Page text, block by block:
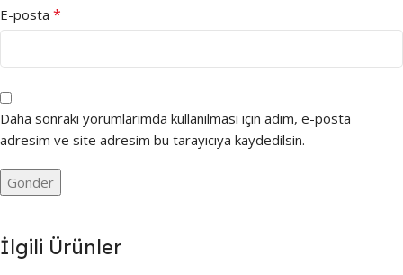
E-posta *
Daha sonraki yorumlarımda kullanılması için adım, e-posta
adresim ve site adresim bu tarayıcıya kaydedilsin.
İlgili Ürünler